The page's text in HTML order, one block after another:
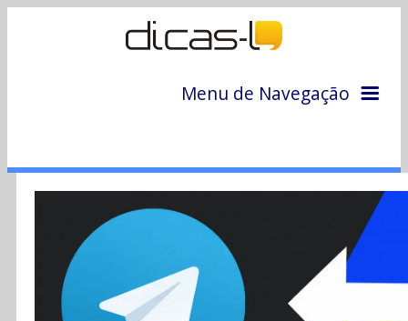
Menu de Navegação
Colunas